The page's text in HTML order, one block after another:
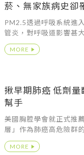
菸、無家族病史卻
PM2.5透過呼吸系統進
管炎，對呼吸道影響甚
進入體內循環系統，影
學界證實，PM2.5會令
會逐漸提高，危害所有
到有些肺癌的患者，本
有相關家族史卻得到肺
PM2.5的危害有關，尤
菸的患者近9成；男性也
例是不抽菸的患者。
MORE
揪早期肺癌 低劑
幫手
美國胸腔學會就正式推
層」作為肺癌高危險群
除了單次輻射暴露較低
一次的憋氣完成全肺臟
MORE